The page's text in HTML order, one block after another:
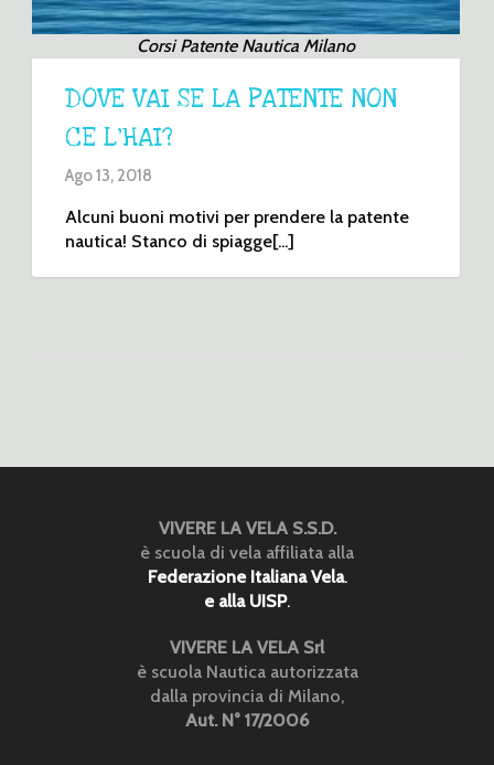
Corsi Patente Nautica Milano
DOVE VAI SE LA PATENTE NON
CE L’HAI?
Ago 13, 2018
Alcuni buoni motivi per prendere la patente
nautica! Stanco di spiagge[...]
VIVERE LA VELA S.S.D.
è scuola di vela affiliata alla
Federazione Italiana Vela.
e alla UISP.
VIVERE LA VELA Srl
è scuola Nautica autorizzata
dalla provincia di Milano,
Aut. N° 17/2006